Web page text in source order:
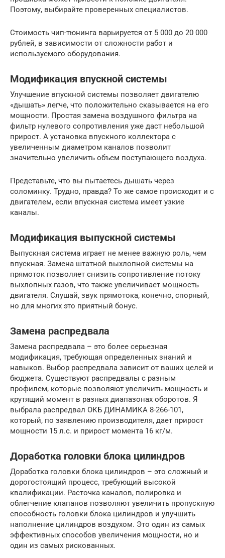
Поэтому, выбирайте проверенных специалистов.
Стоимость чип-тюнинга варьируется от 5 000 до 20 000
рублей, в зависимости от сложности работ и
используемого оборудования.
Модификация впускной системы
Улучшение впускной системы позволяет двигателю
«дышать» легче, что положительно сказывается на его
мощности. Простая замена воздушного фильтра на
фильтр нулевого сопротивления уже даст небольшой
прирост. А установка впускного коллектора с
увеличенным диаметром каналов позволит
значительно увеличить объем поступающего воздуха.
Представьте, что вы пытаетесь дышать через
соломинку. Трудно, правда? То же самое происходит и с
двигателем, если впускная система имеет узкие
каналы.
Модификация выпускной системы
Выпускная система играет не менее важную роль, чем
впускная. Замена штатной выхлопной системы на
прямоток позволяет снизить сопротивление потоку
выхлопных газов, что также увеличивает мощность
двигателя. Слушай, звук прямотока, конечно, спорный,
но для многих это приятный бонус.
Замена распредвала
Замена распредвала – это более серьезная
модификация, требующая определенных знаний и
навыков. Выбор распредвала зависит от ваших целей и
бюджета. Существуют распредвалы с разным
профилем, которые позволяют увеличить мощность и
крутящий момент в разных диапазонах оборотов. Я
выбрала распредвал ОКБ ДИНАМИКА 8-266-101,
который, по заявлению производителя, дает прирост
мощности 15 л.с. и прирост момента 16 кг/м.
Доработка головки блока цилиндров
Доработка головки блока цилиндров – это сложный и
дорогостоящий процесс, требующий высокой
квалификации. Расточка каналов, полировка и
облегчение клапанов позволяют увеличить пропускную
способность головки блока цилиндров и улучшить
наполнение цилиндров воздухом. Это один из самых
эффективных способов увеличения мощности, но и
один из самых рискованных.